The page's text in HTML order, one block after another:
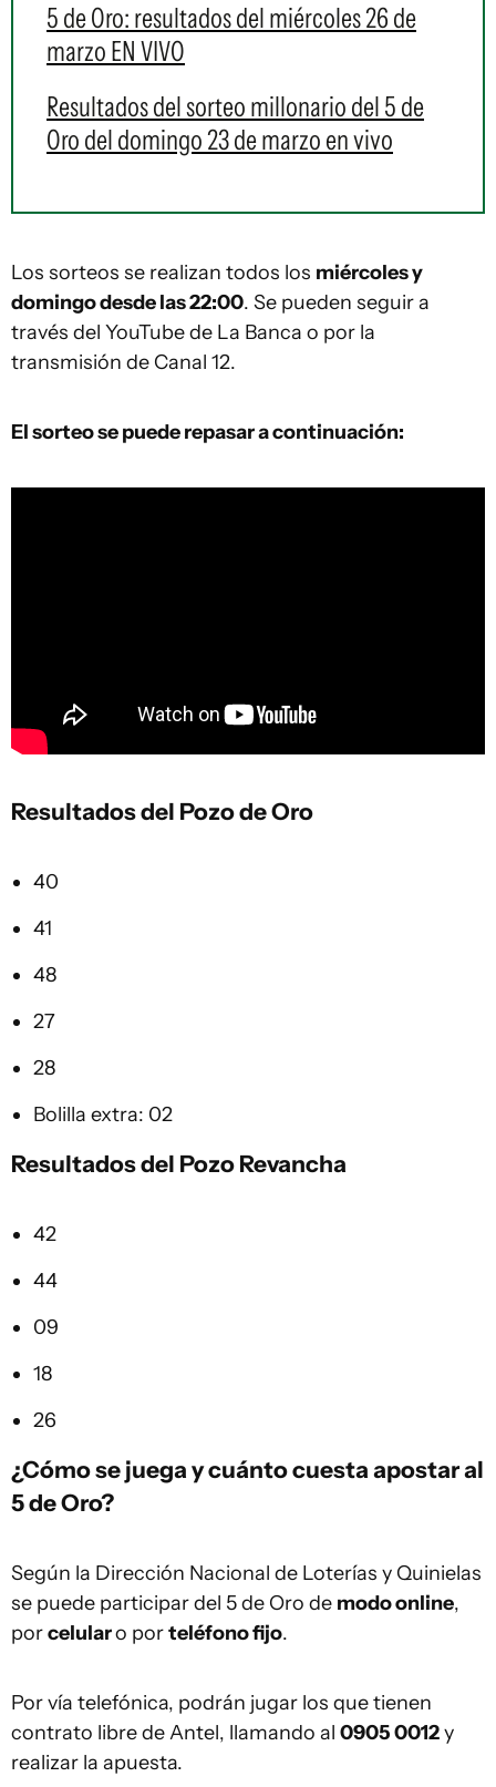
5 de Oro: resultados del miércoles 26 de
marzo EN VIVO
Resultados del sorteo millonario del 5 de
Oro del domingo 23 de marzo en vivo
Los sorteos se realizan todos los miércoles y
domingo desde las 22:00. Se pueden seguir a
través del YouTube de La Banca o por la
transmisión de Canal 12.
El sorteo se puede repasar a continuación:
Resultados del Pozo de Oro
40
41
48
27
28
Bolilla extra: 02
Resultados del Pozo Revancha
42
44
09
18
26
¿Cómo se juega y cuánto cuesta apostar al
5 de Oro?
Según la Dirección Nacional de Loterías y Quinielas
se puede participar del 5 de Oro de modo online,
porcelularo porteléfono fijo.
Por vía telefónica, podrán jugar los que tienen
contrato libre de Antel, llamando al 0905 0012y
realizar la apuesta.